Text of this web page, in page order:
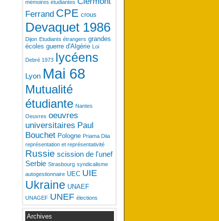
mémoires étudiantes
Ferrand CPE crous
Devaquet 1986
Dijon Etudiants étrangers grandes
écoles guerre d'Algérie Loi
Debré 1973 lycéens
Lyon Mai 68
Mutualité
étudiante Nantes
Oeuvres oeuvres
universitaires Paul
Bouchet Pologne Priama Diia
représentation et représentativité
Russie scission de l'unef
Serbie Strasbourg syndicalisme
autogestionnaire UEC UIE
Ukraine UNAEF
UNAGEF UNEF élections
Archives